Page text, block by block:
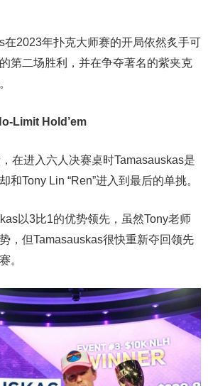
在2023年扑克大师赛的开局依然炙手可
第二场胜利，并在争夺著名的紫夹克
Limit Hold’em
在进入六人决赛桌时Tamasauskas是
和Tony Lin “Ren”进入到最后的单挑。
以3比1的优势领先，虽然Tony老师
，但Tamasauskas很快重新夺回领先
。